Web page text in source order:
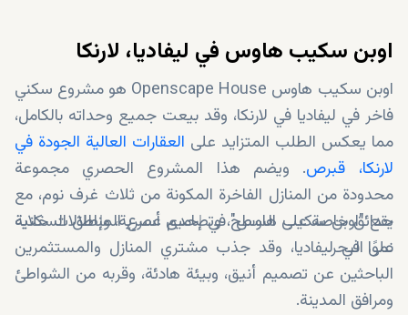
اوبن سكيب هاوس في ليفاديا، لارنكا
اوبن سكيب هاوس Openscape House هو مشروع سكني
فاخر في ليفاديا في لارنكا، وقد بيعت جميع وحداته بالكامل،
مما يعكس الطلب المتزايد على العقارات العالية الجودة في
لارنكا، قبرص. ويضم هذا المشروع الحصري مجموعة
محدودة من المنازل الفاخرة المكونة من ثلاث غرف نوم، مع
حدائق خاصة على السطح، وتصاميم عصرية، وإطلالات خلابة
على البحر.
يقع "اوبن سكيب هاوس" في إحدى أسرع المناطق السكنية
نموًا في ليفاديا، وقد جذب مشتري المنازل والمستثمرين
الباحثين عن تصميم أنيق، وبيئة هادئة، وقربه من الشواطئ
ومرافق المدينة.